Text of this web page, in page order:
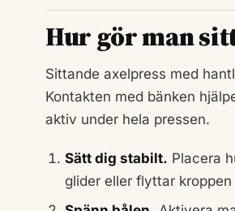
Hur gör man
Sittande axelpress med
Kontakten med bänken
aktiv under hela pressen.
Sätt dig stabilt. Placera
glider eller flyttar